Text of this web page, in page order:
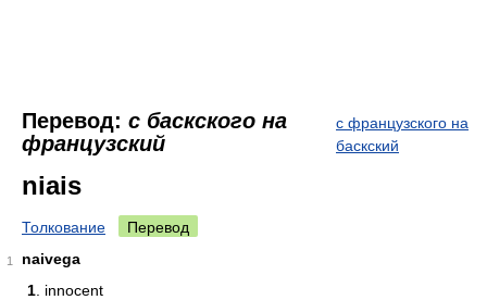
Перевод: с баскского на
французский
с французского на
баскский
niais
Толкование Перевод
1
naivega
1 . innocent